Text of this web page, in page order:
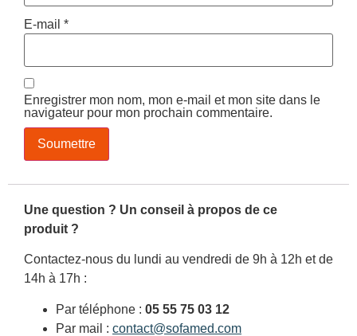
E-mail *
Enregistrer mon nom, mon e-mail et mon site dans le
navigateur pour mon prochain commentaire.
Une question ? Un conseil à propos de ce
produit ?
Contactez-nous du lundi au vendredi de 9h à 12h et de
14h à 17h :
Par téléphone : 05 55 75 03 12
Par mail : contact@sofamed.com